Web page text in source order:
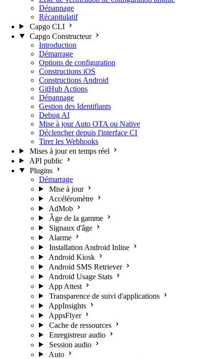
Dépannage
Récapitulatif
Capgo CLI
Capgo Constructeur
Introduction
Démarrage
Options de configuration
Constructions iOS
Constructions Android
GitHub Actions
Dépannage
Gestion des Identifiants
Debug AI
Mise à jour Auto OTA ou Native
Déclencher depuis l'interface CI
Tirer les Webhooks
Mises à jour en temps réel
API public
Plugins
Démarrage
Mise à jour
Accéléromètre
AdMob
Âge de la gamme
Signaux d'âge
Alarme
Installation Android Inline
Android Kiosk
Android SMS Retriever
Android Usage Stats
App Attest
Transparence de suivi d'applications
AppInsights
AppsFlyer
Cache de ressources
Enregistreur audio
Session audio
Auto